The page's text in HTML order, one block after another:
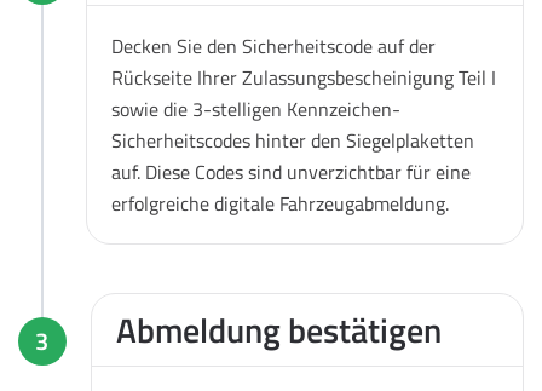
Decken Sie den Sicherheitscode auf der
Rückseite Ihrer Zulassungsbescheinigung Teil I
sowie die 3-stelligen Kennzeichen-
Sicherheitscodes hinter den Siegelplaketten
auf. Diese Codes sind unverzichtbar für eine
erfolgreiche digitale Fahrzeugabmeldung.
3 Abmeldung bestätigen